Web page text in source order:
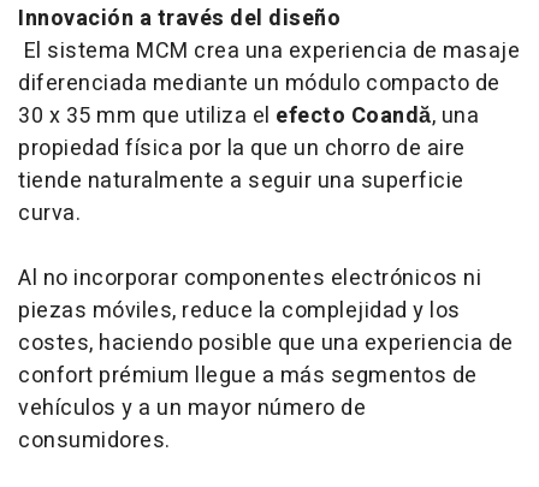
Innovación a través del diseño
El sistema MCM crea una experiencia de masaje
diferenciada mediante un módulo compacto de
30 x 35 mm que utiliza el efecto Coandă, una
propiedad física por la que un chorro de aire
tiende naturalmente a seguir una superficie
curva.
Al no incorporar componentes electrónicos ni
piezas móviles, reduce la complejidad y los
costes, haciendo posible que una experiencia de
confort prémium llegue a más segmentos de
vehículos y a un mayor número de
consumidores.